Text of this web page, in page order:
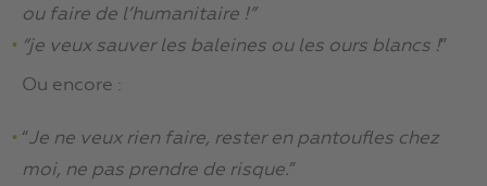
ou faire de l’humanitaire !”
“je veux sauver les baleines ou les ours blancs !”
Ou encore :
“Je ne veux rien faire, rester en pantoufles chez
moi, ne pas prendre de risque.”